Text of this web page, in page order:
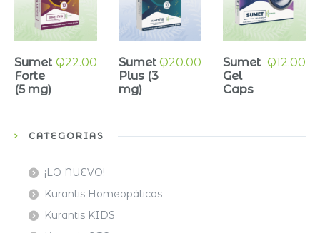
Sumet
Forte
(5 mg)
Q22.00
Sumet
Plus (3
mg)
Q20.00
Sumet
Gel
Caps
Q12.00
CATEGORÍAS
¡LO NUEVO!
Kurantis Homeopáticos
Kurantis KIDS